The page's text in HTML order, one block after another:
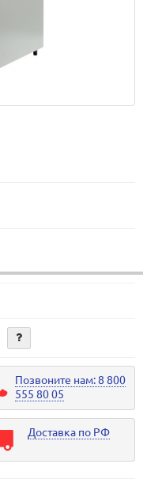
Позвоните нам: 8 800
555 80 05
Доставка по РФ